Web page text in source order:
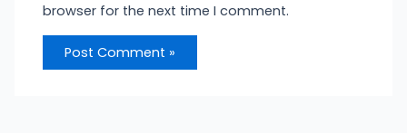
browser for the next time I comment.